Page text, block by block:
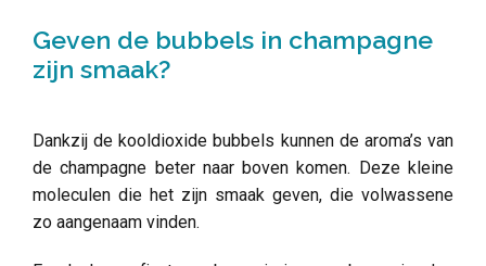
Geven de bubbels in champagne
zijn smaak?
Dankzij de kooldioxide bubbels kunnen de aroma’s van
de champagne beter naar boven komen. Deze kleine
moleculen die het zijn smaak geven, die volwassene
zo aangenaam vinden.